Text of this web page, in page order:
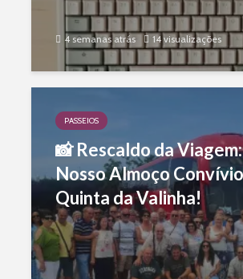
2 semanas atrás
Descontos em Viagens
Lusanova! ✈️🌍
3 semanas atrás
4 semanas atrás 14 visualizações
PASSEIOS
📸 Rescaldo da
Nosso Almoço
Quinta da Valinha!